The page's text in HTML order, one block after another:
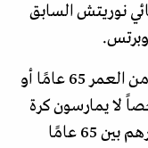
نوريتش السابق
شملت الدراسة 55 لاعبًا سابقًا يبلغون من العمر 65 عامًا أو
مقارنة نتائجهم مع 27 شخصاً لا يمارسون كرة
القدم في مجموعة الدراسة تتراوح أعمارهم بين 65 عامًا